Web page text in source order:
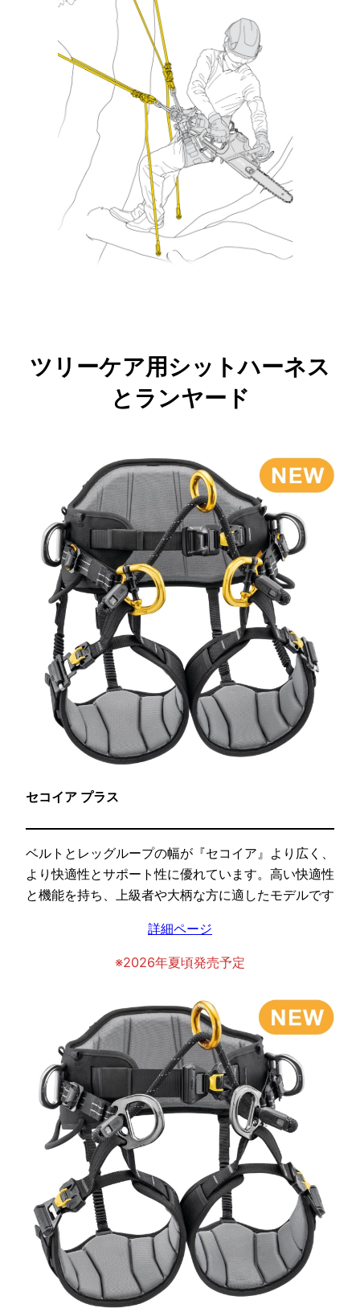
ツリーケア用シットハーネス
とランヤード
セコイア プラス
ベルトとレッグループの幅が『セコイア』より広く、
より快適性とサポート性に優れています。高い快適性
と機能を持ち、上級者や大柄な方に適したモデルです
詳細ページ
※2026年夏頃発売予定